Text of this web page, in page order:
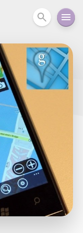
カメラ ウェアラ
ンカメラ
周辺機器